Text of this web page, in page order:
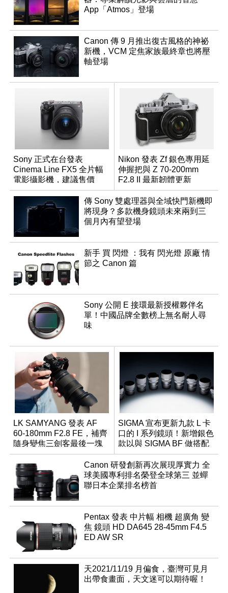
App「Atmos」登場
Canon 傳 9 月推出復古風格的神祕
新機，VCM 定焦家族最終章也將壓
軸登場
Sony 正式在台發表
Cinema Line FX5 全片幅
電影攝影機，建議售價
NT$144,980
Nikon 發表 Zf 銀色專用延
伸握把與 Z 70-200mm
F2.8 II 最新韌體更新
傳 Sony 雙處理器與全域快門新機即
將現身？多款機身鏡頭未來兩到三
個月內有望登場
新手 買 閃燈 ：我有 閃光燈 原廠 情
節之 Canon 篇
Sony 公開 E 接環最新授權夥伴名
單！中國品牌全數榜上無名耐人尋
味
LK SAMYANG 發表 AF
60-180mm F2.8 FE，補齊
隨身變焦三劍客最後一塊
拼圖
SIGMA 宣布更新九款 L 卡
口的 I 系列鏡頭！新增銀色
款以與 SIGMA BF 做搭配
Canon 研發創新再次展現厚實力 全
球美國專利排名榮登全球第三 並蟬
聯日本企業排名榜首
Pentax 發表 中片幅 相機 超廣角 變
焦 鏡頭 HD DA645 28-45mm F4.5
ED AW SR
天2021/11/19 月偏食，臺灣可見月
出帶食畫面，天文迷可以期待喔！